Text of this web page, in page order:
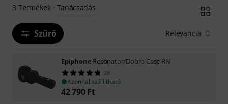
3 Termékek· Tanácsadás
Szűrő Relevancia
Epiphone Resonator/Dobro Case RN
29
Azonnal szállítható
42 790 Ft